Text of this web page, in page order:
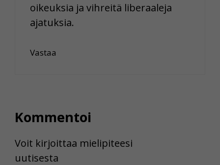
oikeuksia ja vihreitä liberaaleja
ajatuksia.
Vastaa
Kommentoi
Voit kirjoittaa mielipiteesi
uutisesta